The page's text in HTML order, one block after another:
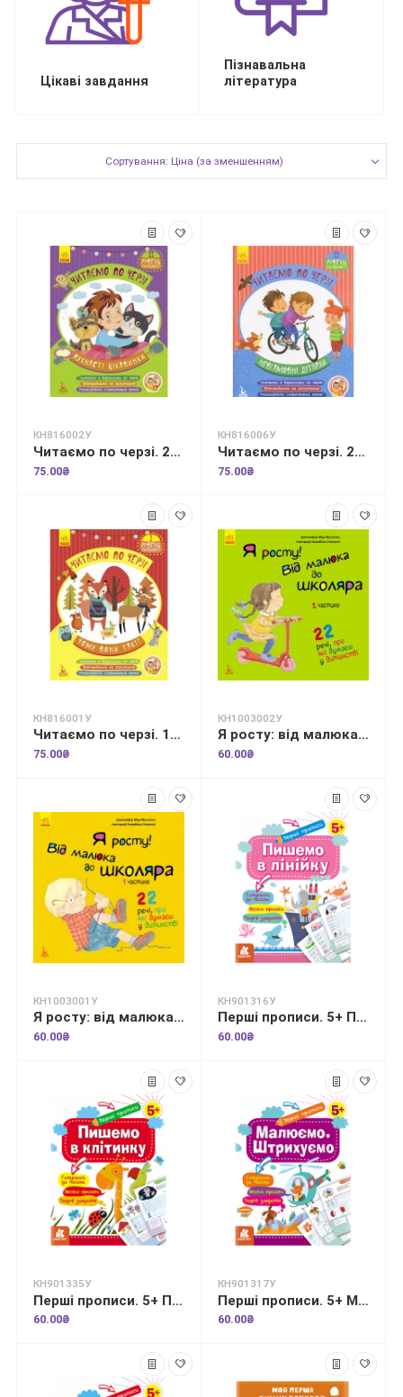
Цікаві завдання
Пізнавальна
література
Сортування: Ціна (за зменшенням)
КН816002У
Читаємо по черзі. 2-й рівень складності. Пухнасті цікавинки
75.00₴
КН816006У
Читаємо по черзі. 2-й рівень складності. Невгамовні дітлахи
75.00₴
КН816001У
Читаємо по черзі. 1-й рівень складності. Чому вони такі?
75.00₴
КН1003002У
Я росту: від малюка до школяра. Частина 2
60.00₴
КН1003001У
Я росту: від малюка до школяра. Частина 1
60.00₴
КН901316У
Перші прописи. 5+ Пишемо в лінійку
60.00₴
КН901335У
Перші прописи. 5+ Пишемо в клітинку
60.00₴
КН901317У
Перші прописи. 5+ Малюємо. Штрихуємо
60.00₴